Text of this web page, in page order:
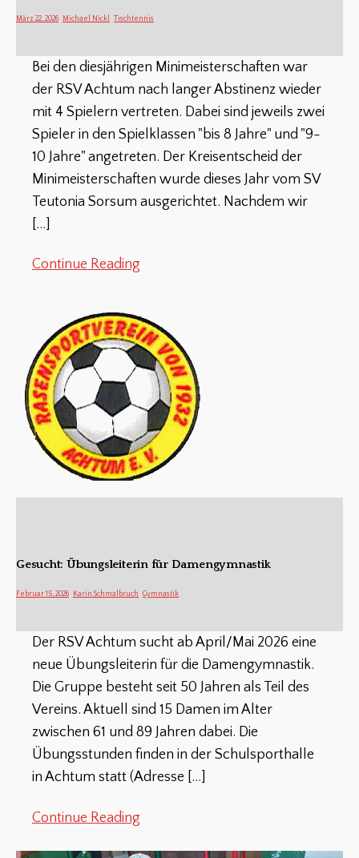
März 22, 2026 Michael Nickl Tischtennis
Bei den diesjährigen Minimeisterschaften war
der RSV Achtum nach langer Abstinenz wieder
mit 4 Spielern vertreten. Dabei sind jeweils zwei
Spieler in den Spielklassen "bis 8 Jahre" und "9-
10 Jahre" angetreten. Der Kreisentscheid der
Minimeisterschaften wurde dieses Jahr vom SV
Teutonia Sorsum ausgerichtet. Nachdem wir
[…]
Continue Reading
Gesucht: Übungsleiterin für Damengymnastik
Februar 15, 2026 Karin Schmalbruch Gymnastik
Der RSV Achtum sucht ab April/Mai 2026 eine
neue Übungsleiterin für die Damengymnastik.
Die Gruppe besteht seit 50 Jahren als Teil des
Vereins. Aktuell sind 15 Damen im Alter
zwischen 61 und 89 Jahren dabei. Die
Übungsstunden finden in der Schulsporthalle
in Achtum statt (Adresse […]
Continue Reading